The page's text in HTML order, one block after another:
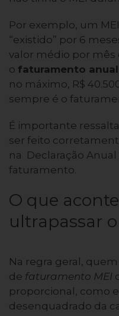
Por exemplo, um
“existido” por 6
valor médio por mês
o faturamento anual
no máximo, R$
sempre é o
É importante
ser feito
na Declaração
faturamento.
O que
ultrapassar
Na regra geral,
de faturamento MEI
proporcional, como
desenquadrado da